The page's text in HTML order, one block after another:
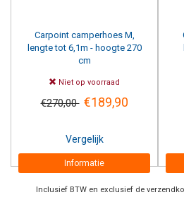
Carpoint camperhoes M,
lengte tot 6,1m - hoogte 270
cm
Niet op voorraad
€270,00 €189,90
Vergelijk
Informatie
Inclusief BTW en exclusief de